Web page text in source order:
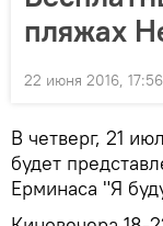
пляжах
22 июня 2016, 17:56
В четверг, 21
будет
Ерминаса "Я